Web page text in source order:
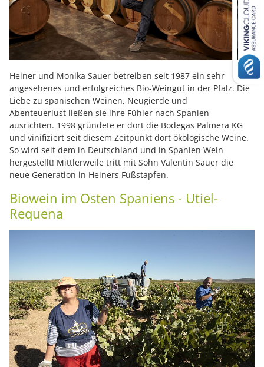
Heiner und Monika Sauer betreiben seit 1987 ein sehr
angesehenes und erfolgreiches Bio-Weingut in der Pfalz. Die
Liebe zu spanischen Weinen, Neugierde und
Abenteuerlust ließen sie ihre Fühler nach Spanien
ausrichten. 1998 gründete er dort die Bodegas Palmera KG
und vinifiziert seit diesem Zeitpunkt dort ökologische Weine.
So wird seit dem in Deutschland und in Spanien Wein
hergestellt! Mittlerweile tritt mit Sohn Valentin Sauer die
neue Generation in Heiners Fußstapfen.
Biowein im Osten Spaniens - Utiel-
Requena